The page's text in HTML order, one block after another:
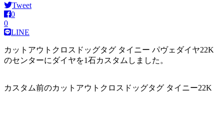
Tweet
0
0
LINE
カットアウトクロスドッグタグ タイニー パヴェダイヤ22K
のセンターにダイヤを1石カスタムしました。
カスタム前のカットアウトクロスドッグタグ タイニー22K